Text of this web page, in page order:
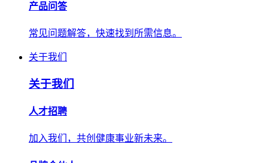
产品问答
常见问题解答，快速找到所需信息。
关于我们
关于我们
人才招聘
加入我们，共创健康事业新未来。